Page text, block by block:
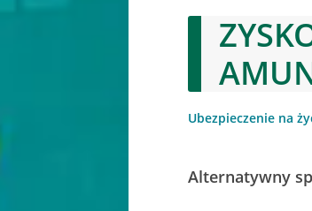
Ubezpieczenie na
Alternatywny